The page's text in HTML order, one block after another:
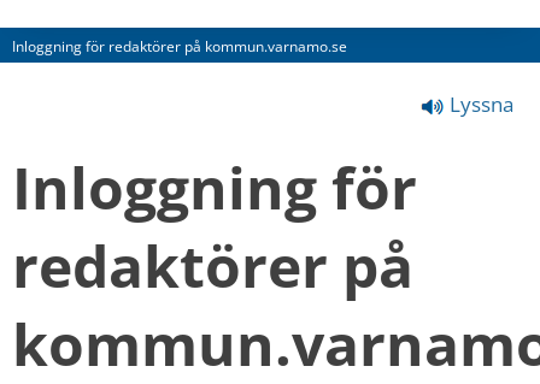
Inloggning för redaktörer på kommun.varnamo.se
Lyssna
Inloggning för
redaktörer på
den
här
(obligatorisk)
kan